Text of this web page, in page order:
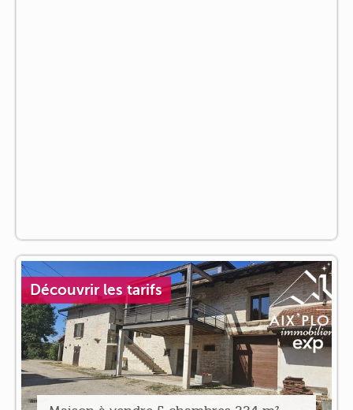
Découvrir les tarifs